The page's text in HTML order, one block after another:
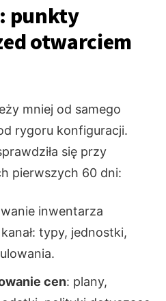
punkty
otwarciem
mniej od samego
rygoru konfiguracji.
się przy
pierwszych 60 dni:
inwentarza
typy, jednostki,
cen: plany,